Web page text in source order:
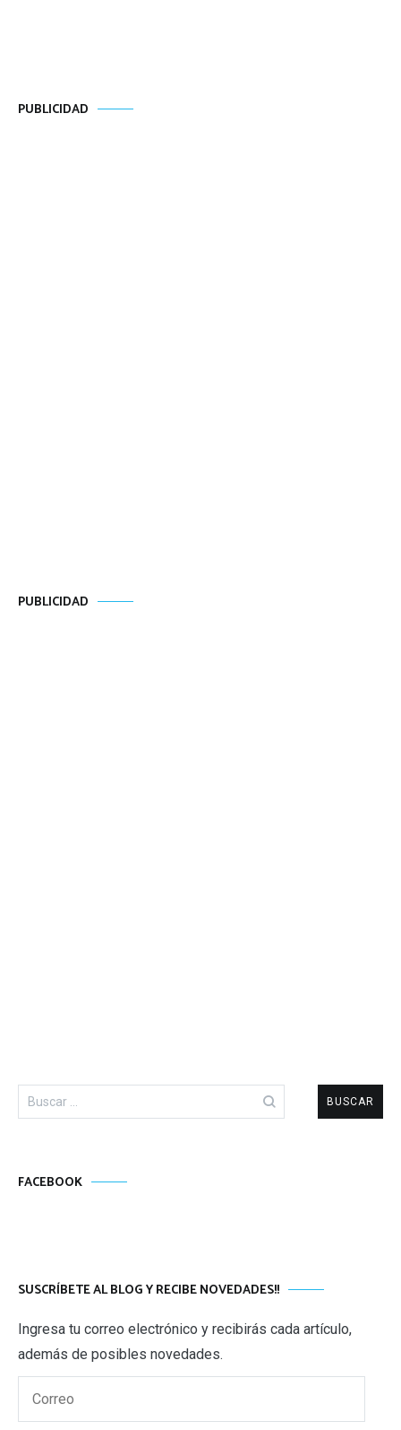
PUBLICIDAD
PUBLICIDAD
Buscar:
FACEBOOK
SUSCRÍBETE AL BLOG Y RECIBE NOVEDADES!!
Ingresa tu correo electrónico y recibirás cada artículo,
además de posibles novedades.